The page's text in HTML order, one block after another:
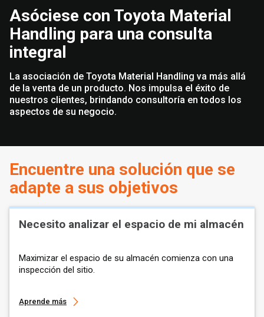
Asóciese con Toyota Material
Handling para una consulta
integral
La asociación de Toyota Material Handling va más allá
de la venta de un producto. Nos impulsa el éxito de
nuestros clientes, brindando consultoría en todos los
aspectos de su negocio.
Encuentre una solución que se
adapte a sus objetivos
Necesito analizar el espacio de mi almacén
Maximizar el espacio de su almacén comienza con una
inspección del sitio.
Aprende más